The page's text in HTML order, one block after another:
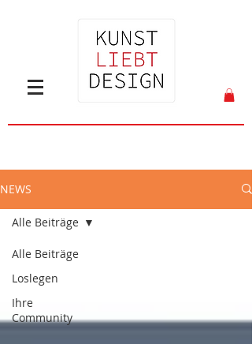
NEWS
Alle Beiträge
Loslegen
Ihre
Community
Alle Beiträge